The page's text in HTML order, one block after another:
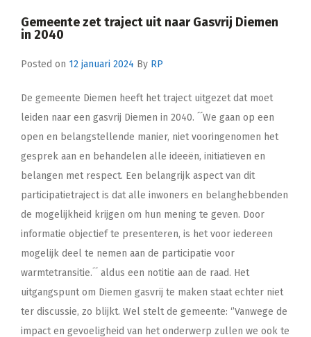
Gemeente zet traject uit naar Gasvrij Diemen
in 2040
Posted on 12 januari 2024 By RP
De gemeente Diemen heeft het traject uitgezet dat moet
leiden naar een gasvrij Diemen in 2040. ´´We gaan op een
open en belangstellende manier, niet vooringenomen het
gesprek aan en behandelen alle ideeën, initiatieven en
belangen met respect. Een belangrijk aspect van dit
participatietraject is dat alle inwoners en belanghebbenden
de mogelijkheid krijgen om hun mening te geven. Door
informatie objectief te presenteren, is het voor iedereen
mogelijk deel te nemen aan de participatie voor
warmtetransitie.´´ aldus een notitie aan de raad. Het
uitgangspunt om Diemen gasvrij te maken staat echter niet
ter discussie, zo blijkt. Wel stelt de gemeente: ‘’Vanwege de
impact en gevoeligheid van het onderwerp zullen we ook te